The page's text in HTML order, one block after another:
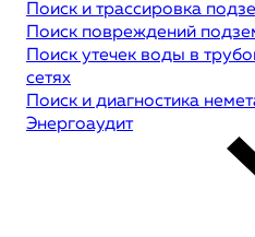
Поиск и трассировка
Поиск повреждений
Поиск утечек воды в
сетях
Поиск и диагностика
Энергоаудит